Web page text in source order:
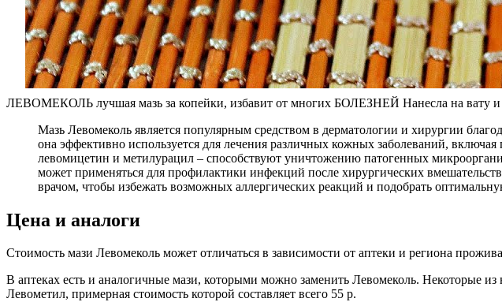
ЛЕВОМЕКОЛЬ лучшая мазь за копейки, избавит от многих БОЛЕЗНЕЙ Нанесла на вату
Мазь Левомеколь является популярным средством в дерматологии и хирургии
она эффективно используется для лечения различных кожных заболеваний,
левомицетин и метилурацил – способствуют уничтожению патогенных
может применяться для профилактики инфекций после хирургических
врачом, чтобы избежать возможных аллергических реакций и подобрать
Цена и аналоги
Стоимость мази Левомеколь может отличаться в зависимости от аптеки и региона
В аптеках есть и аналогичные мази, которыми можно заменить Левомеколь. Некоторые
Левометил, примерная стоимость которой составляет всего 55 р.